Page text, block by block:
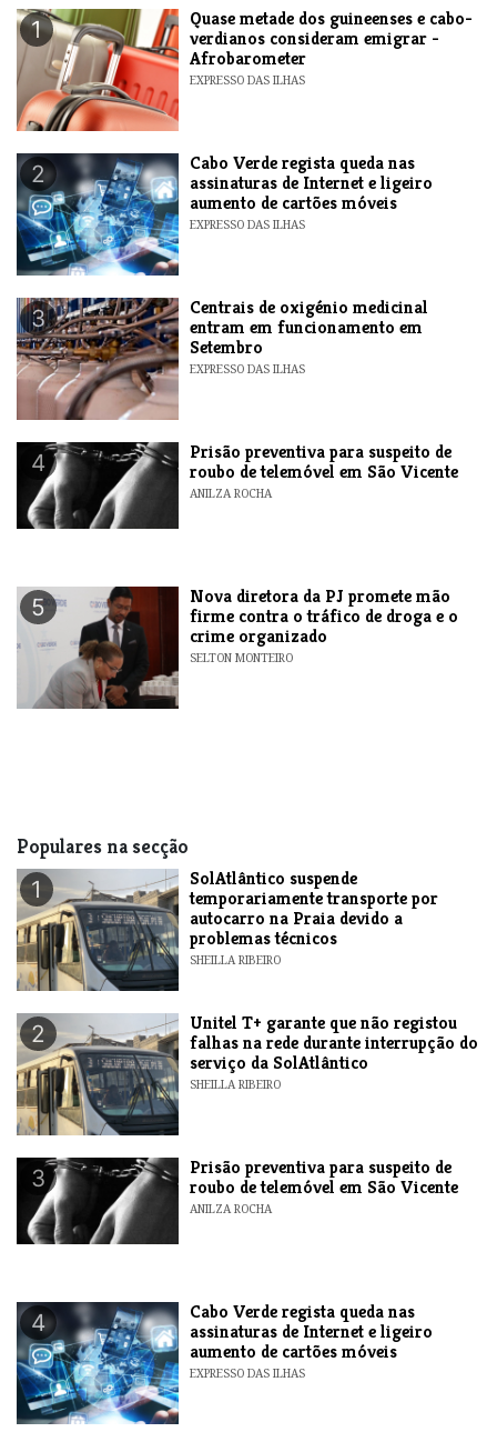
1
Quase metade dos guineenses e cabo-
verdianos consideram emigrar -
Afrobarometer
EXPRESSO DAS ILHAS
2
Cabo Verde regista queda nas
assinaturas de Internet e ligeiro
aumento de cartões móveis
EXPRESSO DAS ILHAS
3
Centrais de oxigénio medicinal
entram em funcionamento em
Setembro
EXPRESSO DAS ILHAS
4
Prisão preventiva para suspeito de
roubo de telemóvel em São Vicente
ANILZA ROCHA
5
Nova diretora da PJ promete mão
firme contra o tráfico de droga e o
crime organizado
SELTON MONTEIRO
Populares na secção
1
SolAtlântico suspende
temporariamente transporte por
autocarro na Praia devido a
problemas técnicos
SHEILLA RIBEIRO
2
Unitel T+ garante que não registou
falhas na rede durante interrupção do
serviço da SolAtlântico
SHEILLA RIBEIRO
3
Prisão preventiva para suspeito de
roubo de telemóvel em São Vicente
ANILZA ROCHA
4
Cabo Verde regista queda nas
assinaturas de Internet e ligeiro
aumento de cartões móveis
EXPRESSO DAS ILHAS